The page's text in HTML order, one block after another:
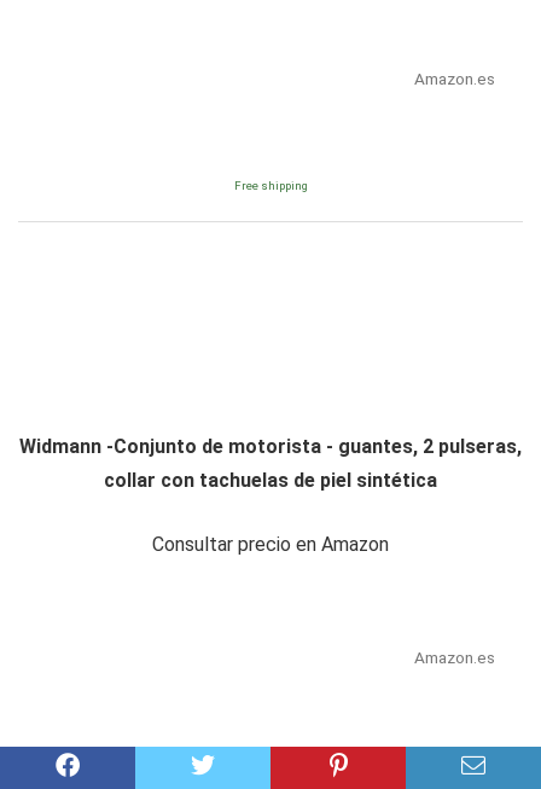
Amazon.es
Free shipping
Widmann -Conjunto de motorista - guantes, 2 pulseras,
collar con tachuelas de piel sintética
Consultar precio en Amazon
Amazon.es